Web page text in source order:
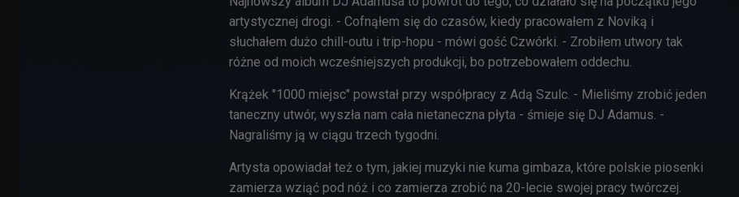
artystycznej drogi. - Cofnąłem się do czasów, kiedy pracowałem z Noviką i
słuchałem dużo chill-outu i trip-hopu - mówi gość Czwórki. - Zrobiłem utwory tak
różne od moich wcześniejszych produkcji, bo potrzebowałem oddechu.
Krążek "1000 miejsc" powstał przy współpracy z Adą Szulc. - Mieliśmy zrobić jeden
taneczny utwór, wyszła nam cała nietaneczna płyta - śmieje się DJ Adamus. -
Nagraliśmy ją w ciągu trzech tygodni.
Artysta opowiadał też o tym, jakiej muzyki nie kuma gimbaza, które polskie piosenki
zamierza wziąć pod nóż i co zamierza zrobić na 20-lecie swojej pracy twórczej.